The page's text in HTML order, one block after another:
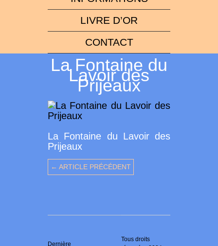
LIVRE D’OR
CONTACT
La Fontaine du
Lavoir des
Prijeaux
La Fontaine du Lavoir des
Prijeaux
← ARTICLE PRÉCÉDENT
Dernière
Tous droits